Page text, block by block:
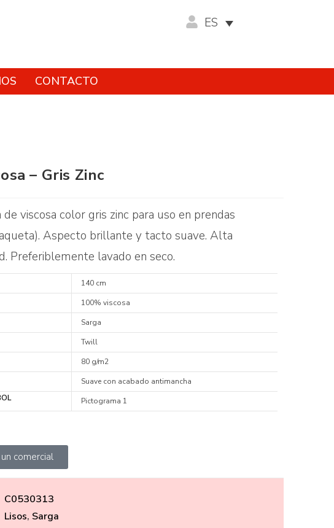
ES
CONTACTO
– Gris Zinc
de viscosa color gris zinc para uso en prendas
Aspecto brillante y tacto suave. Alta
Preferiblemente lavado en seco.
140 cm
100% viscosa
Sarga
Twill
80 g/m2
Suave con acabado antimancha
Pictograma 1
comercial
C0530313
Lisos, Sarga